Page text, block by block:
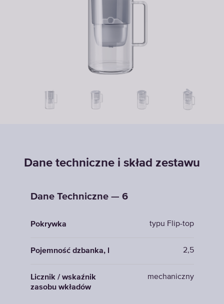
Dane techniczne i skład zestawu
Dane Techniczne — 6
Pokrywka typu Flip-top
Pojemność dzbanka, l 2,5
Licznik / wskaźnik
zasobu wkładów
mechaniczny